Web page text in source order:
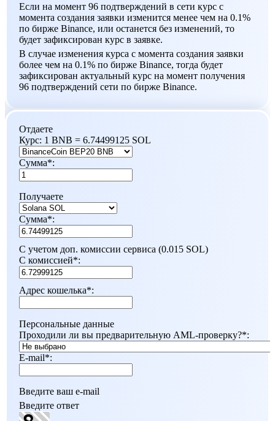
Если на момент 96 подтверждений в сети курс с
момента создания заявки изменится менее чем на 0.1%
по бирже Binance, или останется без изменений, то
будет зафиксирован курс в заявке.
В случае изменения курса с момента создания заявки
более чем на 0.1% по бирже Binance, тогда будет
зафиксирован актуальный курс на момент получения
96 подтверждений сети по бирже Binance.
Отдаете
Курс: 1 BNB = 6.74499125 SOL
Сумма*:
Получаете
Сумма*:
С учетом доп. комиссии сервиса (0.015 SOL)
С комиссией*:
Адрес кошелька*:
Персональные данные
Проходили ли вы предварительную AML-проверку?*:
E-mail*:
Введите ваш e-mail
Введите ответ